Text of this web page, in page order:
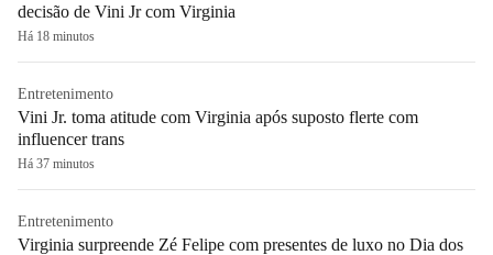
decisão de Vini Jr com Virginia
Há 18 minutos
Entretenimento
Vini Jr. toma atitude com Virginia após suposto flerte com
influencer trans
Há 37 minutos
Entretenimento
Virginia surpreende Zé Felipe com presentes de luxo no Dia dos